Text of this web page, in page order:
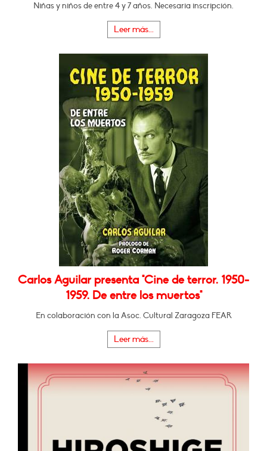
Niñas y niños de entre 4 y 7 años. Necesaria inscripción.
Leer más...
Carlos Aguilar presenta "Cine de terror. 1950-
1959. De entre los muertos"
En colaboración con la Asoc. Cultural Zaragoza FEAR
Leer más...